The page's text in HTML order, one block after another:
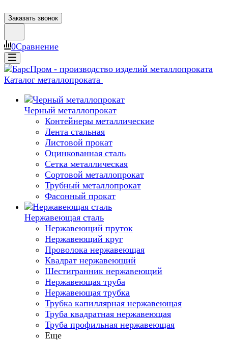
Заказать звонок
0Сравнение
Каталог металлопроката
Черный металлопрокат
Контейнеры металлические
Лента стальная
Листовой прокат
Оцинкованная сталь
Сетка металлическая
Сортовой металлопрокат
Трубный металлопрокат
Фасонный прокат
Нержавеющая сталь
Нержавеющий пруток
Нержавеющий круг
Проволока нержавеющая
Квадрат нержавеющий
Шестигранник нержавеющий
Нержавеющая труба
Нержавеющая трубка
Трубка капиллярная нержавеющая
Труба квадратная нержавеющая
Труба профильная нержавеющая
Еще